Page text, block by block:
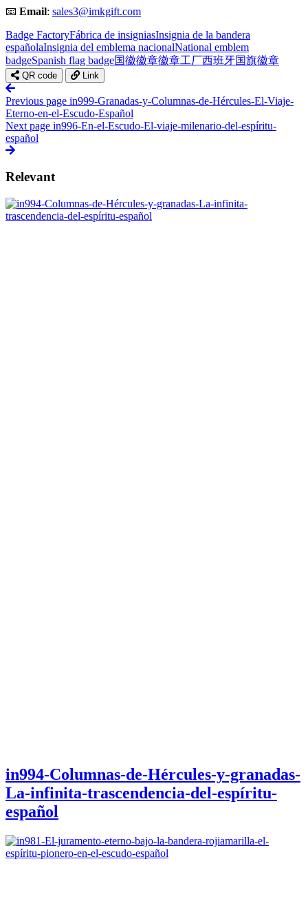
📧 Email: sales3@imkgift.com
Badge FactoryFábrica de insigniasInsignia de la bandera
españolaInsignia del emblema nacionalNational emblem
badgeSpanish flag badge国徽徽章徽章工厂西班牙国旗徽章
QR code Link
Previous page in999-Granadas-y-Columnas-de-Hércules-El-Viaje-
Eterno-en-el-Escudo-Español
Next page in996-En-el-Escudo-El-viaje-milenario-del-espíritu-
español
Relevant
in994-Columnas-de-Hércules-y-granadas-
La-infinita-trascendencia-del-espíritu-
español